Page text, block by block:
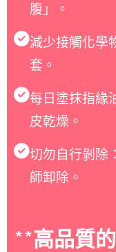
腹」。
減少接觸化學
套。
每日塗抹指緣
皮乾燥。
切勿自行剝除
師卸除。
**高品質